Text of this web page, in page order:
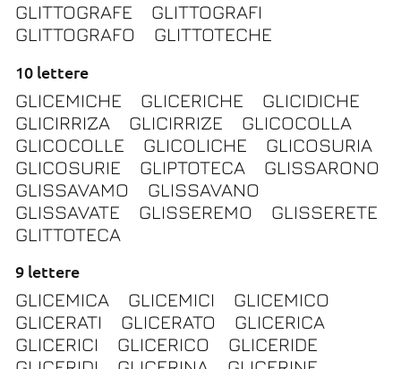
GLITTOGRAFE
GLITTOGRAFI
GLITTOGRAFO
GLITTOTECHE
10 lettere
GLICEMICHE GLICERICHE
GLICIDICHE
GLICIRRIZA
GLICIRRIZE
GLICOCOLLA
GLICOCOLLE
GLICOLICHE
GLICOSURIA
GLICOSURIE
GLIPTOTECA
GLISSARONO
GLISSAVAMO
GLISSAVANO
GLISSAVATE
GLISSEREMO
GLISSERETE
GLITTOTECA
9 lettere
GLICEMICA GLICEMICI
GLICEMICO
GLICERATI
GLICERATO
GLICERICA
GLICERICI
GLICERICO
GLICERIDE